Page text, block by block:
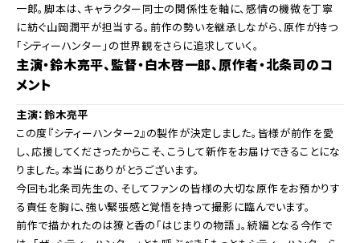
一郎。脚本は、キャラクター同士の関係性を軸に、感情の機微を丁寧
に紡ぐ山岡潤平が担当する。前作の勢いを継承しながら、原作が持つ
「シティーハンター」の世界観をさらに追求していく。
主演・鈴木亮平、監督・白木啓一郎、原作者・北条司のコ
メント
主演：鈴木亮平
この度『シティーハンター2』の製作が決定しました。皆様が前作を愛
し、応援してくださったからこそ、こうして新作をお届けできることにな
りました。本当にありがとうございます。
今回も北条司先生の、そしてファンの皆様の大切な原作をお預かりす
る責任を胸に、強い緊張感と覚悟を持って撮影に臨んでいます。
前作で描かれたのは獠と香の「はじまりの物語」。続編となる今作で